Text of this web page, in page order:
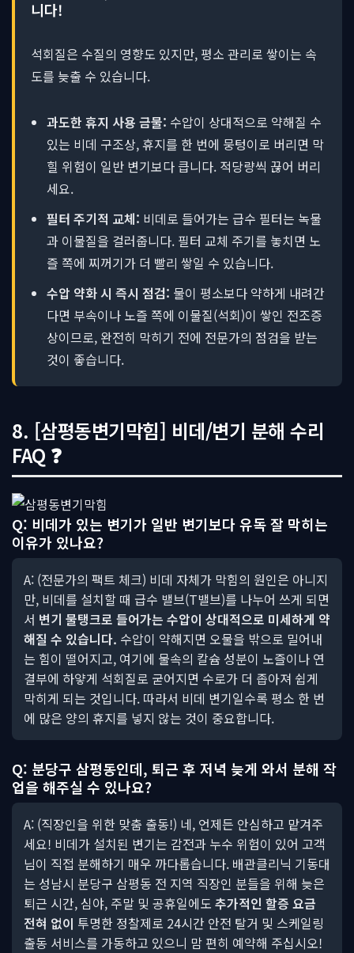
니다!
석회질은 수질의 영향도 있지만, 평소 관리로 쌓이는 속
도를 늦출 수 있습니다.
과도한 휴지 사용 금물: 수압이 상대적으로 약해질 수
있는 비데 구조상, 휴지를 한 번에 뭉텅이로 버리면 막
힐 위험이 일반 변기보다 큽니다. 적당량씩 끊어 버리
세요.
필터 주기적 교체: 비데로 들어가는 급수 필터는 녹물
과 이물질을 걸러줍니다. 필터 교체 주기를 놓치면 노
즐 쪽에 찌꺼기가 더 빨리 쌓일 수 있습니다.
수압 약화 시 즉시 점검: 물이 평소보다 약하게 내려간
다면 부속이나 노즐 쪽에 이물질(석회)이 쌓인 전조증
상이므로, 완전히 막히기 전에 전문가의 점검을 받는
것이 좋습니다.
8. [삼평동변기막힘] 비데/변기 분해 수리
FAQ ❓
Q: 비데가 있는 변기가 일반 변기보다 유독 잘 막히는
이유가 있나요?
A: (전문가의 팩트 체크) 비데 자체가 막힘의 원인은 아니지
만, 비데를 설치할 때 급수 밸브(T밸브)를 나누어 쓰게 되면
서 변기 물탱크로 들어가는 수압이 상대적으로 미세하게 약
해질 수 있습니다. 수압이 약해지면 오물을 밖으로 밀어내
는 힘이 떨어지고, 여기에 물속의 칼슘 성분이 노즐이나 연
결부에 하얗게 석회질로 굳어지면 수로가 더 좁아져 쉽게
막히게 되는 것입니다. 따라서 비데 변기일수록 평소 한 번
에 많은 양의 휴지를 넣지 않는 것이 중요합니다.
Q: 분당구 삼평동인데, 퇴근 후 저녁 늦게 와서 분해 작
업을 해주실 수 있나요?
A: (직장인을 위한 맞춤 출동!) 네, 언제든 안심하고 맡겨주
세요! 비데가 설치된 변기는 감전과 누수 위험이 있어 고객
님이 직접 분해하기 매우 까다롭습니다. 배관클리닉 기동대
는 성남시 분당구 삼평동 전 지역 직장인 분들을 위해 늦은
퇴근 시간, 심야, 주말 및 공휴일에도 추가적인 할증 요금
전혀 없이 투명한 정찰제로 24시간 안전 탈거 및 스케일링
출동 서비스를 가동하고 있으니 맘 편히 예약해 주십시오!